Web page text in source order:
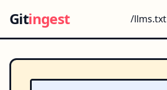
Gitingest /llms.txt